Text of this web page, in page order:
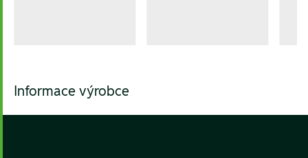
Informace výrobce
Footer